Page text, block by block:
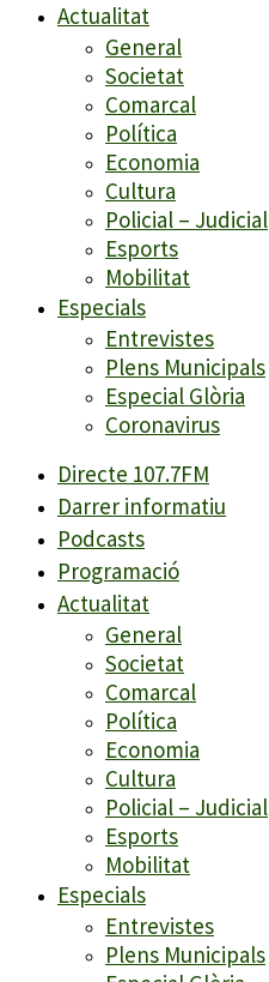
Actualitat
General
Societat
Comarcal
Política
Economia
Cultura
Policial – Judicial
Esports
Mobilitat
Especials
Entrevistes
Plens Municipals
Especial Glòria
Coronavirus
Directe 107.7FM
Darrer informatiu
Podcasts
Programació
Actualitat
General
Societat
Comarcal
Política
Economia
Cultura
Policial – Judicial
Esports
Mobilitat
Especials
Entrevistes
Plens Municipals